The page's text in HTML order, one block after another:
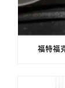
福特福